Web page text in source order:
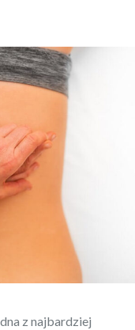
z najbardziej